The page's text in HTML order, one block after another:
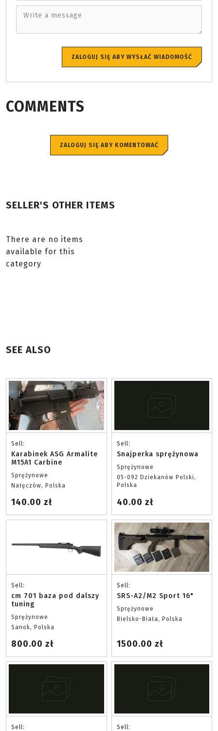
Write a message
ZALOGUJ SIĘ ABY WYSŁAĆ WIADOMOŚĆ
COMMENTS
ZALOGUJ SIĘ ABY KOMENTOWAĆ
SELLER'S OTHER ITEMS
There are no items
available for this
category
SEE ALSO
Sell:
Karabinek ASG Armalite
M15A1 Carbine
Sprężynowe
Nałęczów, Polska
140.00 zł
Sell:
Snajperka sprężynowa
Sprężynowe
05-092 Dziekanów Polski,
Polska
40.00 zł
Sell:
cm 701 baza pod dalszy
tuning
Sprężynowe
Sanok, Polska
800.00 zł
Sell:
SRS-A2/M2 Sport 16"
Sprężynowe
Bielsko-Biała, Polska
1500.00 zł
Sell: Sell: